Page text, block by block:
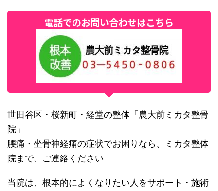
電話でのお問い合わせはこちら
世田谷区・桜新町・経堂の整体「農大前ミカタ整骨
院」
腰痛・坐骨神経痛の症状でお困りなら、ミカタ整体
院まで、ご連絡ください
当院は、根本的によくなりたい人をサポート・施術